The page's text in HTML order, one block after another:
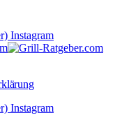
Instagram
Instagram